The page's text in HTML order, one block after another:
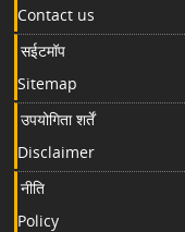
Contact us
सईटमॉप
Sitemap
उपयोगिता शर्तें
Disclaimer
नीति
Policy